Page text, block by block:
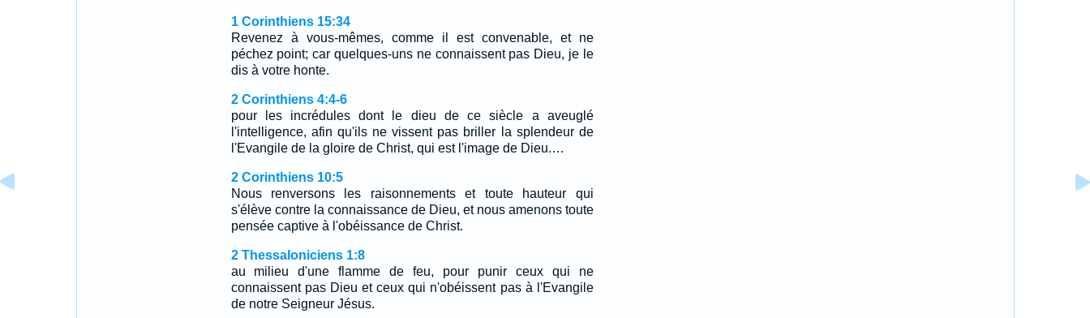
1 Corinthiens 15:34
Revenez à vous-mêmes, comme il est convenable, et ne
péchez point; car quelques-uns ne connaissent pas Dieu, je le
dis à votre honte.
2 Corinthiens 4:4-6
pour les incrédules dont le dieu de ce siècle a aveuglé
l'intelligence, afin qu'ils ne vissent pas briller la splendeur de
l'Evangile de la gloire de Christ, qui est l'image de Dieu.…
2 Corinthiens 10:5
Nous renversons les raisonnements et toute hauteur qui
s'élève contre la connaissance de Dieu, et nous amenons toute
pensée captive à l'obéissance de Christ.
2 Thessaloniciens 1:8
au milieu d'une flamme de feu, pour punir ceux qui ne
connaissent pas Dieu et ceux qui n'obéissent pas à l'Evangile
de notre Seigneur Jésus.